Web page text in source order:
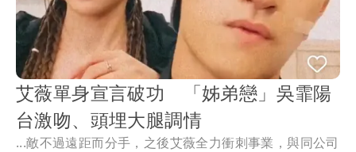
艾薇單身宣言破功 「姊弟戀」吳霏陽
台激吻、頭埋大腿調情
...敵不過遠距而分手，之後艾薇全力衝刺事業，與同公司